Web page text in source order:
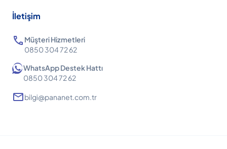
İletişim
call Müşteri Hizmetleri
0850 304 72 62
WhatsApp Destek Hattı
0850 304 72 62
mailbilgi@pananet.com.tr